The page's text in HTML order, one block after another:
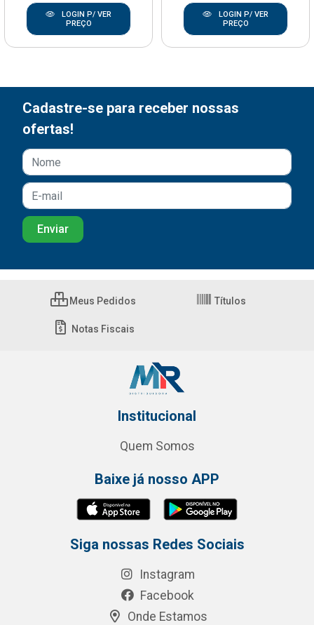
LOGIN P/ VER
PREÇO
LOGIN P/ VER
PREÇO
Cadastre-se para receber nossas
ofertas!
Meus Pedidos Títulos
Notas Fiscais
Institucional
Quem Somos
Baixe já nosso APP
Siga nossas Redes Sociais
Instagram
Facebook
Onde Estamos